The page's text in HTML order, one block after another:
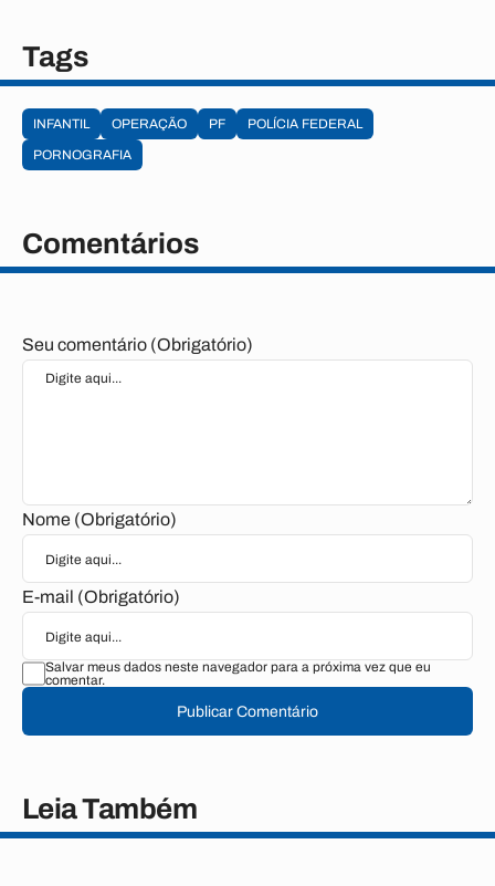
Tags
INFANTIL OPERAÇÃO PF
POLÍCIA FEDERAL
PORNOGRAFIA
Comentários
Seu comentário (Obrigatório)
Nome (Obrigatório)
E-mail (Obrigatório)
Salvar meus dados neste navegador para a próxima vez que eu
comentar.
Publicar Comentário
Leia Também